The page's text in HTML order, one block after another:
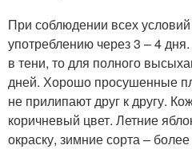
При соблюдении всех
употреблению через 3 – 4
в тени, то для полного
дней. Хорошо просушенные
не прилипают друг к другу.
коричневый цвет. Летние
окраску, зимние сорта –